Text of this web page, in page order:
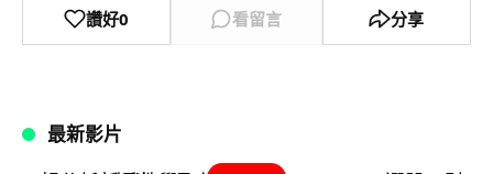
讚好0 看留言 分享
最新影片